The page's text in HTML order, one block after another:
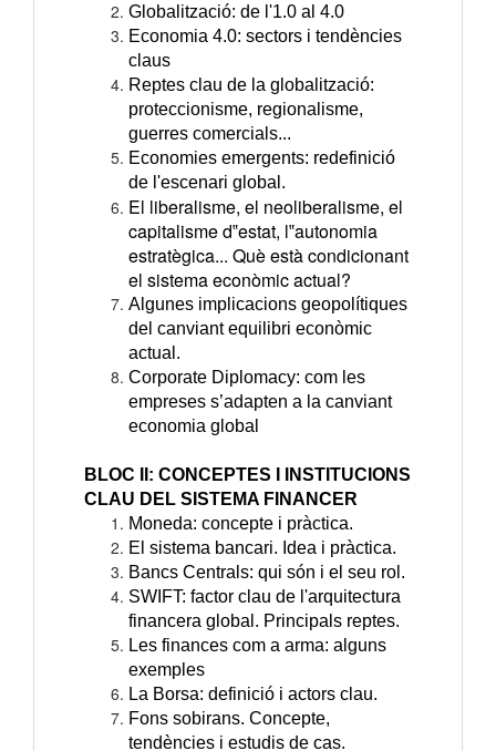
Globalització: de l'1.0 al 4.0
Economia 4.0: sectors i tendències
claus
Reptes clau de la globalització:
proteccionisme, regionalisme,
guerres comercials...
Economies emergents: redefinició
de l'escenari global.
El liberalisme, el neoliberalisme, el
capitalisme d‟estat, l‟autonomia
estratègica... Què està condicionant
el sistema econòmic actual?
Algunes implicacions geopolítiques
del canviant equilibri econòmic
actual.
Corporate Diplomacy: com les
empreses s’adapten a la canviant
economia global
BLOC II: CONCEPTES I INSTITUCIONS
CLAU DEL SISTEMA FINANCER
Moneda: concepte i pràctica.
El sistema bancari. Idea i pràctica.
Bancs Centrals: qui són i el seu rol.
SWIFT: factor clau de l'arquitectura
financera global. Principals reptes.
Les finances com a arma: alguns
exemples
La Borsa: definició i actors clau.
Fons sobirans. Concepte,
tendències i estudis de cas.